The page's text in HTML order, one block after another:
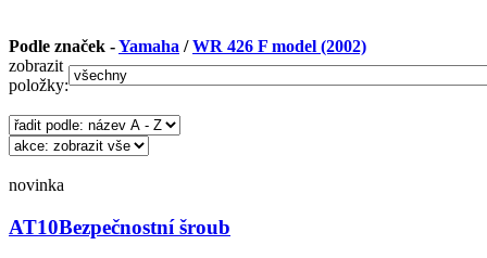
Podle značek -Yamaha /WR 426 F model (2002)
zobrazit
položky:
novinka
AT10Bezpečnostní šroub